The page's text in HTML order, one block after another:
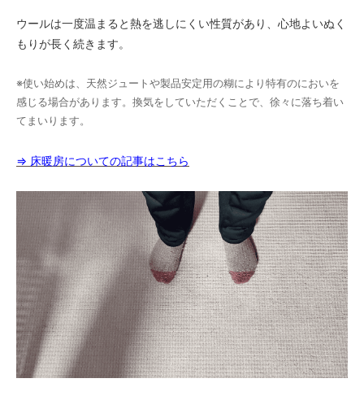
ウールは一度温まると熱を逃しにくい性質があり、心地よいぬく
もりが長く続きます。
※使い始めは、天然ジュートや製品安定用の糊により特有のにおいを
感じる場合があります。換気をしていただくことで、徐々に落ち着い
てまいります。
⇒ 床暖房についての記事はこちら